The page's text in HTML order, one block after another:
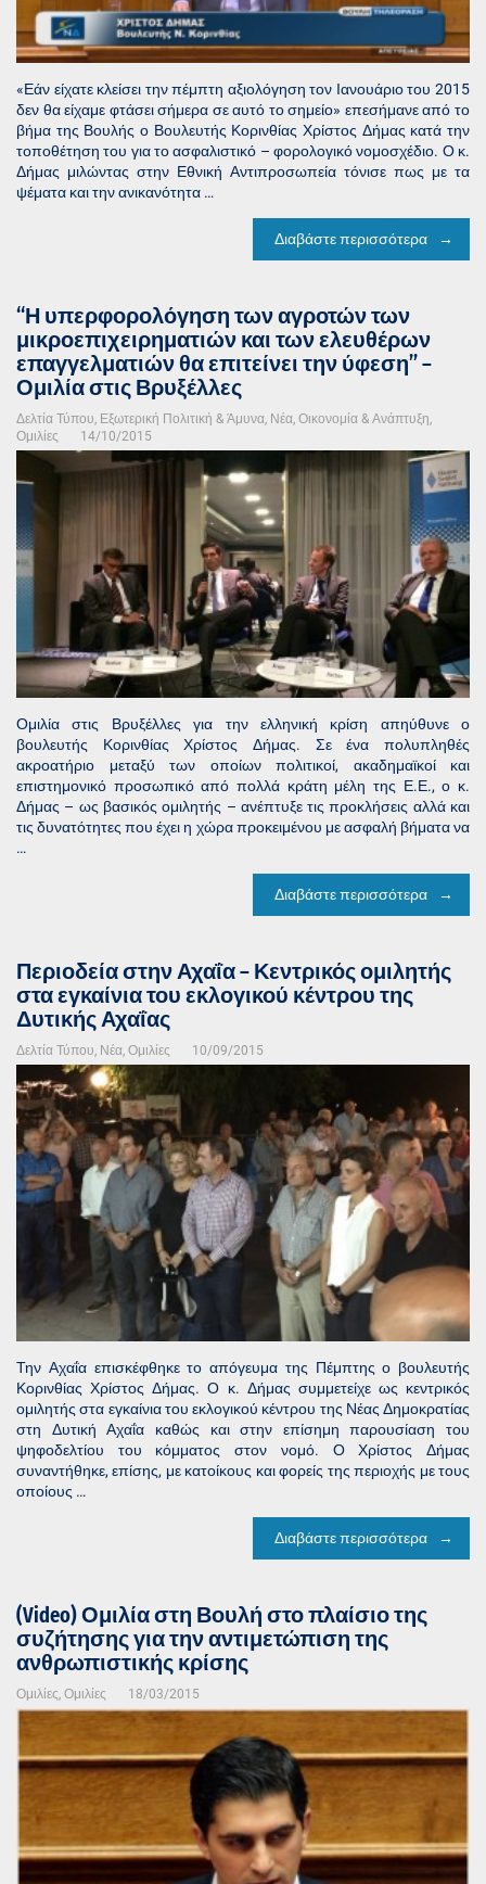
«Εάν είχατε κλείσει την πέμπτη αξιολόγηση τον Ιανουάριο του 2015
δεν θα είχαμε φτάσει σήμερα σε αυτό το σημείο» επεσήμανε από το
βήμα της Βουλής ο Βουλευτής Κορινθίας Χρίστος Δήμας κατά την
τοποθέτηση του για το ασφαλιστικό – φορολογικό νομοσχέδιο. Ο κ.
Δήμας μιλώντας στην Εθνική Αντιπροσωπεία τόνισε πως με τα
ψέματα και την ανικανότητα …
Διαβάστε περισσότερα
“Η υπερφορολόγηση των αγροτών των
μικροεπιχειρηματιών και των ελευθέρων
επαγγελματιών θα επιτείνει την ύφεση” –
Ομιλία στις Βρυξέλλες
Δελτία Τύπου Εξωτερική Πολιτική & Άμυνα Νέα Οικονομία & Ανάπτυξη
Ομιλίες
14/10/2015
Ομιλία στις Βρυξέλλες για την ελληνική κρίση απηύθυνε ο
βουλευτής Κορινθίας Χρίστος Δήμας. Σε ένα πολυπληθές
ακροατήριο μεταξύ των οποίων πολιτικοί, ακαδημαϊκοί και
επιστημονικό προσωπικό από πολλά κράτη μέλη της Ε.Ε., ο κ.
Δήμας – ως βασικός ομιλητής – ανέπτυξε τις προκλήσεις αλλά και
τις δυνατότητες που έχει η χώρα προκειμένου με ασφαλή βήματα να
…
Διαβάστε περισσότερα
Περιοδεία στην Αχαΐα – Κεντρικός ομιλητής
στα εγκαίνια του εκλογικού κέντρου της
Δυτικής Αχαΐας
Δελτία Τύπου, Νέα, Ομιλίες 10/09/2015
Την Αχαΐα επισκέφθηκε το απόγευμα της Πέμπτης ο βουλευτής
Κορινθίας Χρίστος Δήμας. Ο κ. Δήμας συμμετείχε ως κεντρικός
ομιλητής στα εγκαίνια του εκλογικού κέντρου της Νέας Δημοκρατίας
στη Δυτική Αχαΐα καθώς και στην επίσημη παρουσίαση του
ψηφοδελτίου του κόμματος στον νομό. Ο Χρίστος Δήμας
συναντήθηκε, επίσης, με κατοίκους και φορείς της περιοχής με τους
οποίους …
Διαβάστε περισσότερα
(Video) Ομιλία στη Βουλή στο πλαίσιο της
συζήτησης για την αντιμετώπιση της
ανθρωπιστικής κρίσης
Ομιλίες, Ομιλίες 18/03/2015